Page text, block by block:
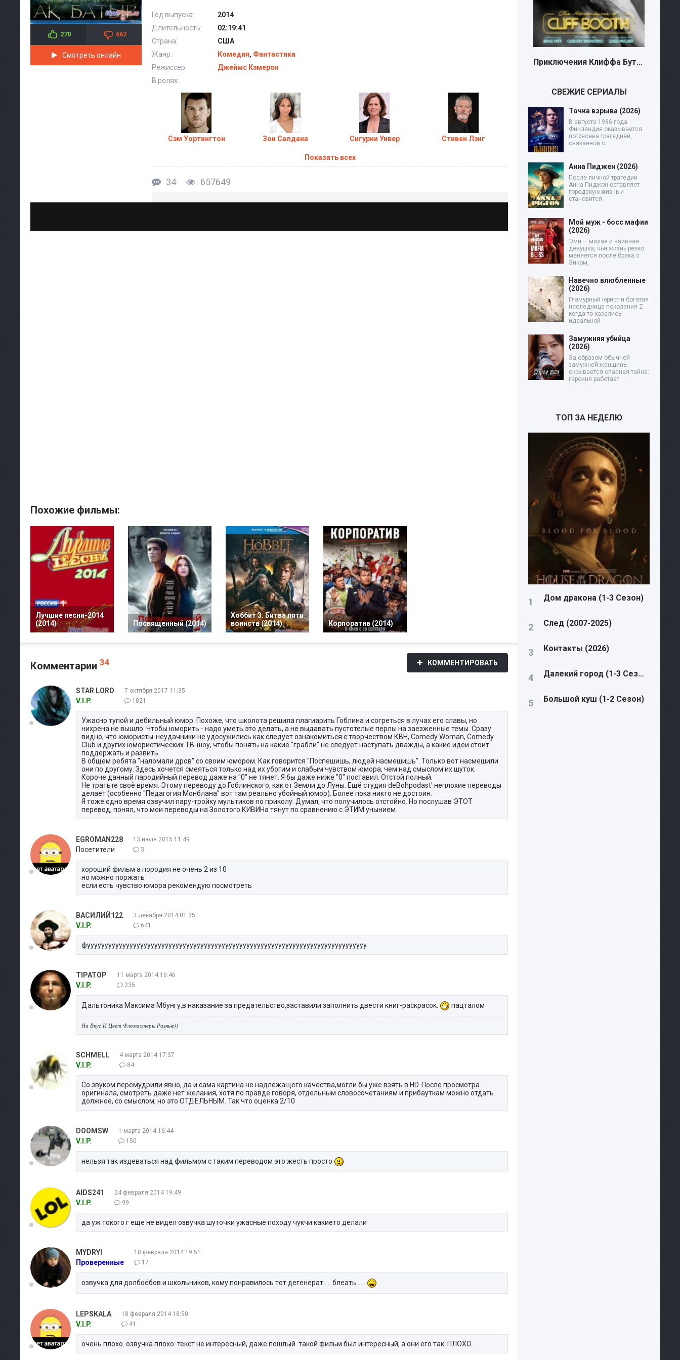
270 662
Смотреть онлайн
Год выпуска:
2014
Длительность:
02:19:41
Страна:
США
Жанр:
Комедия, Фантастика
Режиссер:
Джеймс Кэмерон
В ролях:
Сэм Уортингтон Зои Салдана Сигурни Уивер Стивен Лэнг
Показать всех
34 657649
Похожие фильмы:
Лучшие песни-2014
(2014)
Посвященный (2014)
Хоббит 3: Битва пяти
воинств (2014)
Корпоратив (2014)
Комментарии 34 КОММЕНТИРОВАТЬ
STAR LORD
V.I.P.
7 октября 2017 11:35
1021
Ужасно тупой и дебильный юмор. Похоже, что школота решила плагиарить Гоблина и согреться в лучах его славы, но
нихрена не вышло. Чтобы юморить - надо уметь это делать, а не выдавать пустотелые перлы на заезженные темы. Сразу
видно, что юмористы-неудачники не удосужились как следует ознакомиться с творчеством КВН, Comedy Woman, Comedy
Club и других юмористических ТВ-шоу, чтобы понять на какие "грабли" не следует наступать дважды, а какие идеи стоит
поддержать и развить.
В общем ребята "наломали дров" со своим юмором. Как говорится "Поспешишь, людей насмешишь". Только вот насмешили
они по другому. Здесь хочется смеяться только над их убогим и слабым чувством юмора, чем над смыслом их шуток.
Короче данный пародийный перевод даже на "0" не тянет. Я бы даже ниже "0" поставил. Отстой полный.
Не тратьте своё время. Этому переводу до Гоблинского, как от Земли до Луны. Ещё студия deBohpodast' неплохие переводы
делает (особенно "Педагогия Монблана" вот там реально убойный юмор). Более пока никто не достоин.
Я тоже одно время озвучил пару-тройку мультиков по приколу. Думал, что получилось отстойно. Но послушав ЭТОТ
перевод, понял, что мои переводы на Золотого КИВИНа тянут по сравнению с ЭТИМ унынием.
EGROMAN228
Посетители
13 июля 2015 11:49
3
хороший фильм а породия не очень 2 из 10
но можно поржать
если есть чувство юмора рекомендую посмотреть
ВАСИЛИЙ122
V.I.P.
3 декабря 2014 01:35
641
фууууууууууууууууууууууууууууууууууууууууууууууууууууууууууууууууууууууууууууууу
TIPATOP
V.I.P.
11 марта 2014 16:46
235
Дальтоника Максима Мбунгу,в наказание за предательство,заставили заполнить двести книг-раскрасок. пацталом
На Вкус И Цвет Фломастеры Разные))
SCHMELL
V.I.P.
4 марта 2014 17:37
84
Со звуком перемудрили явно, да и сама картина не надлежащего качества,могли бы уже взять в HD. После просмотра
оригинала, смотреть даже нет желания, хотя по правде говоря, отдельным словосочетаниям и прибауткам можно отдать
должное, со смыслом, но это ОТДЕЛЬНЫМ. Так что оценка 2/10
DOOMSW
V.I.P.
1 марта 2014 16:44
150
нельзя так издеваться над фильмом с таким переводом это жесть просто
AIDS241
V.I.P.
24 февраля 2014 19:49
99
да уж токого г еще не видел озвучка шуточки ужасные походу чукчи какието делали
MYDRYI
Проверенные
18 февраля 2014 19:51
17
озвучка для долбоёбов и школьников, кому понравилось тот дегенерат..... блеать......
LEPSKALA
V.I.P.
18 февраля 2014 18:50
41
очень плохо. озвучка плохо. текст не интересный, даже пошлый. такой фильм был интересный, а они его так. ПЛОХО.
Приключения Клиффа Бута (2026)
СВЕЖИЕ СЕРИАЛЫ
Точка взрыва (2026)
В августе 1986 года
Финляндия оказывается
потрясена трагедией,
связанной с
Анна Пиджен (2026)
После личной трагедии
Анна Пиджон оставляет
городскую жизнь и
становится
Мой муж - босс мафии
(2026)
Эми — милая и наивная
девушка, чья жизнь резко
меняется после брака с
Зиком,
Навечно влюбленные
(2026)
Гламурный юрист и богатая
наследница поколения Z
когда-то казались
идеальной
Замужняя убийца
(2026)
За образом обычной
замужней женщины
скрывается опасная тайна:
героиня работает
ТОП ЗА НЕДЕЛЮ
Дом дракона (1-3 Сезон)
След (2007-2025)
Контакты (2026)
Далекий город (1-3 Сезон)
Большой куш (1-2 Сезон)